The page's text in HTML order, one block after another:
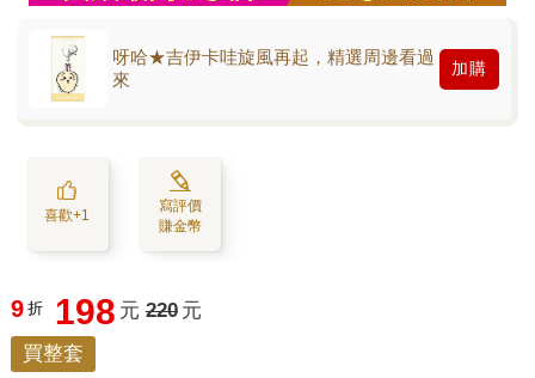
呀哈★吉伊卡哇旋風再起，精選周邊看過
來
加購
喜歡+1
寫評價
賺金幣
9 折 198 元 220 元
買整套